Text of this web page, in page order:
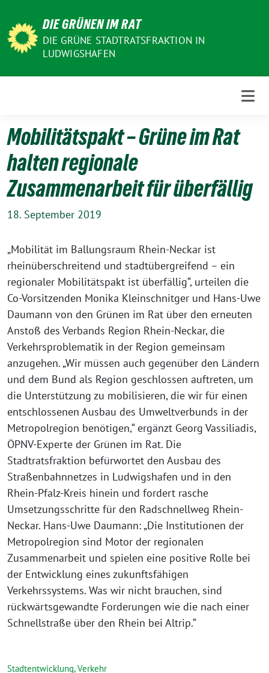
zum
Inhalt
DIE GRÜNEN IM RAT
DIE GRÜNE STADTRATSFRAKTION IN
LUDWIGSHAFEN
Mobilitätspakt – Grüne im Rat
halten regionale
Zusammenarbeit für überfällig
18. September 2019
„Mobilität im Ballungsraum Rhein-Neckar ist
rheinüberschreitend und stadtübergreifend – ein
regionaler Mobilitätspakt ist überfällig“, urteilen die
Co-Vorsitzenden Monika Kleinschnitger und Hans-Uwe
Daumann von den Grünen im Rat über den erneuten
Anstoß des Verbands Region Rhein-Neckar, die
Verkehrsproblematik in der Region gemeinsam
anzugehen. „Wir müssen auch gegenüber den Ländern
und dem Bund als Region geschlossen auftreten, um
die Unterstützung zu mobilisieren, die wir für einen
entschlossenen Ausbau des Umweltverbunds in der
Metropolregion benötigen,“ ergänzt Georg Vassiliadis,
ÖPNV-Experte der Grünen im Rat. Die
Stadtratsfraktion befürwortet den Ausbau des
Straßenbahnnetzes in Ludwigshafen und in den
Rhein-Pfalz-Kreis hinein und fordert rasche
Umsetzungsschritte für den Radschnellweg Rhein-
Neckar. Hans-Uwe Daumann: „Die Institutionen der
Metropolregion sind Motor der regionalen
Zusammenarbeit und spielen eine positive Rolle bei
der Entwicklung eines zukunftsfähigen
Verkehrssystems. Was wir nicht brauchen, sind
rückwärtsgewandte Forderungen wie die nach einer
Schnellstraße über den Rhein bei Altrip.“
Stadtentwicklung, Verkehr